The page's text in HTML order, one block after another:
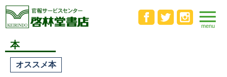
本
オススメ本